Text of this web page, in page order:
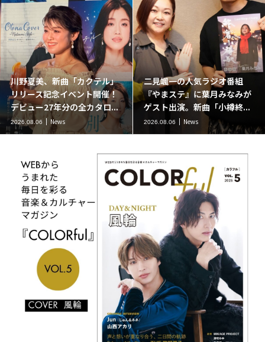
川野夏美、新曲「カクテル」
リリース記念イベント開催！
デビュー27年分の全カタロ...
2026.08.06 News
二見颯一の人気ラジオ番組
『やまステ』に葉月みなみが
ゲスト出演。新曲「小樽終...
2026.08.06 News